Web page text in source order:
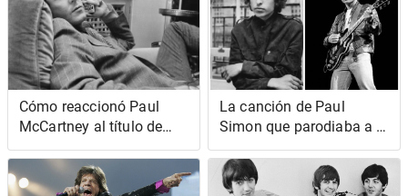
Insider
Cómo reaccionó Paul
McCartney al título de
'Lucy in the Sky with
Diamonds' de The
Beatles
La canción de Paul
Simon que parodiaba a la
perfección a Bob Dylan